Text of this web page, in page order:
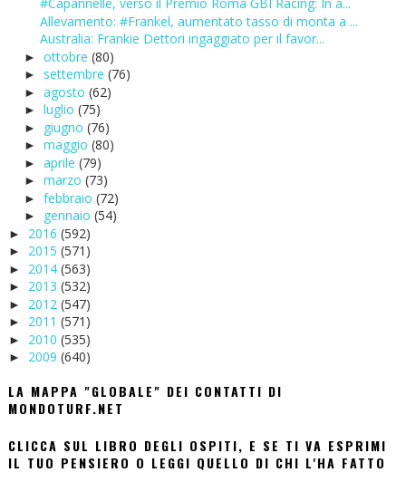
Allevamento: #Frankel, aumentato tasso di monta a ...
Australia: Frankie Dettori ingaggiato per il favor...
► ottobre (80)
► settembre (76)
► agosto (62)
► luglio (75)
► giugno (76)
► maggio (80)
► aprile (79)
► marzo (73)
► febbraio (72)
► gennaio (54)
► 2016 (592)
► 2015 (571)
► 2014 (563)
► 2013 (532)
► 2012 (547)
► 2011 (571)
► 2010 (535)
► 2009 (640)
LA MAPPA "GLOBALE" DEI CONTATTI DI
MONDOTURF.NET
CLICCA SUL LIBRO DEGLI OSPITI, E SE TI VA ESPRIMI
IL TUO PENSIERO O LEGGI QUELLO DI CHI L'HA FATTO